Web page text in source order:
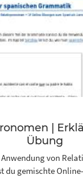
|
Übung
von
du gemischte